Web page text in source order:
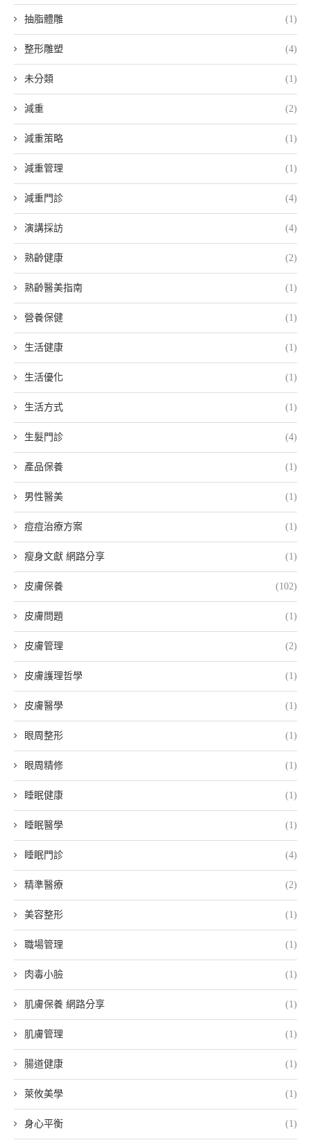
抽脂體雕 (1)
整形雕塑 (4)
未分類 (1)
減重 (2)
減重策略 (1)
減重管理 (1)
減重門診 (4)
演講採訪 (4)
熟齡健康 (2)
熟齡醫美指南 (1)
營養保健 (1)
生活健康 (1)
生活優化 (1)
生活方式 (1)
生髮門診 (4)
產品保養 (1)
男性醫美 (1)
痘痘治療方案 (1)
瘦身文獻 網路分享 (1)
皮膚保養 (102)
皮膚問題 (1)
皮膚管理 (2)
皮膚護理哲學 (1)
皮膚醫學 (1)
眼周整形 (1)
眼周精修 (1)
睡眠健康 (1)
睡眠醫學 (1)
睡眠門診 (4)
精準醫療 (2)
美容整形 (1)
職場管理 (1)
肉毒小臉 (1)
肌膚保養 網路分享 (1)
肌膚管理 (1)
腸道健康 (1)
萊攸美學 (1)
身心平衡 (1)